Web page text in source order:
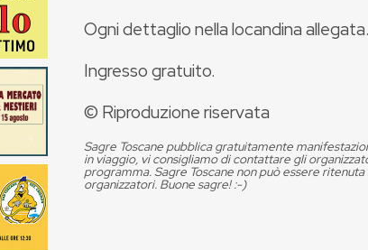
Ogni dettaglio nella locandina allegata.
Ingresso gratuito.
© Riproduzione riservata
Sagre Toscane pubblica gratuitamente
in viaggio, vi consigliamo di contattare gli
programma. Sagre Toscane non può essere
organizzatori. Buone sagre! :-)